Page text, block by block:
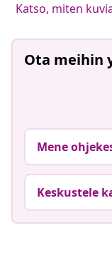
Katso, miten
Ota meihin
Mene
Keskustele